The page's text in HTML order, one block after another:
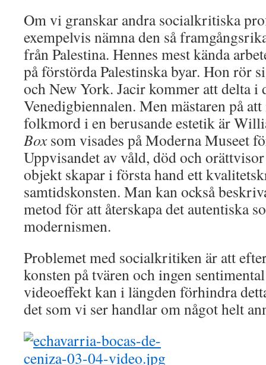
Om vi granskar andra socialkritiska
exempelvis nämna den så
från Palestina. Hennes mest kända
på förstörda Palestinska byar. Hon rör
och New York. Jacir kommer att delta i
Venedigbiennalen. Men mästaren på
folkmord i en berusande estetik är
Boxsom visades på Moderna Museet
Uppvisandet av våld, död och
objekt skapar i första hand ett
samtidskonsten. Man kan också
metod för att återskapa det autentiska
modernismen.
Problemet med socialkritiken är att
konsten på tvären och ingen
videoeffekt kan i längden förhindra
det som vi ser handlar om något helt